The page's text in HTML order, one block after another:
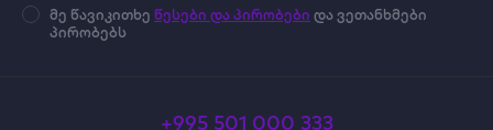
მე წავიკითხე წესები და პირობები და ვეთანხმები
პირობებს
+995 501 000 333